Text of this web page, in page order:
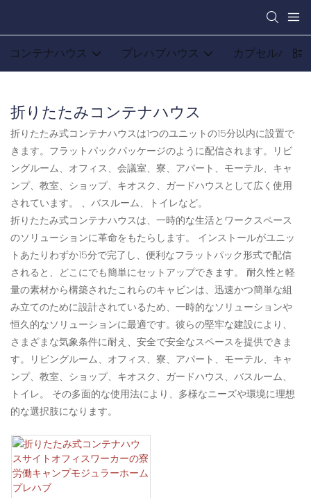
コンテナハウス プレハブハウス カプセルハウス
折りたたみコンテナハウス
折りたたみ式コンテナハウスは1つのユニットの15分以内に設置で
きます。フラットパックパッケージのように配信されます。リビ
ングルーム、オフィス、会議室、寮、アパート、モーテル、キャ
ンプ、教室、ショップ、キオスク、ガードハウスとして広く使用
されています。 、バスルーム、トイレなど。
折りたたみ式コンテナハウスは、一時的な生活とワークスペース
のソリューションに革命をもたらします。 インストールがユニッ
トあたりわずか15分で完了し、便利なフラットパック形式で配信
されると、どこにでも簡単にセットアップできます。 耐久性と軽
量の素材から構築されたこれらのキャビンは、迅速かつ簡単な組
み立てのために設計されているため、一時的なソリューションや
恒久的なソリューションに最適です。彼らの堅牢な建設により、
さまざまな気象条件に耐え、安全で安全なスペースを提供できま
す。リビングルーム、オフィス、寮、アパート、モーテル、キャ
ンプ、教室、ショップ、キオスク、ガードハウス、バスルーム、
トイレ。 その多面的な使用法により、多様なニーズや環境に理想
的な選択肢になります。